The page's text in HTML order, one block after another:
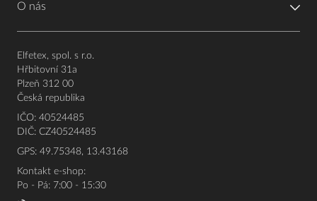
O nás
Elfetex, spol. s r.o.
Hřbitovní 31a
Plzeň 312 00
Česká republika
IČO: 40524485
DIČ: CZ40524485
GPS: 49.75348, 13.43168
Kontakt e-shop:
Po - Pá: 7:00 - 15:30